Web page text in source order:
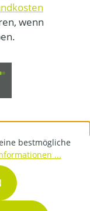
wenn
bestmögliche
...